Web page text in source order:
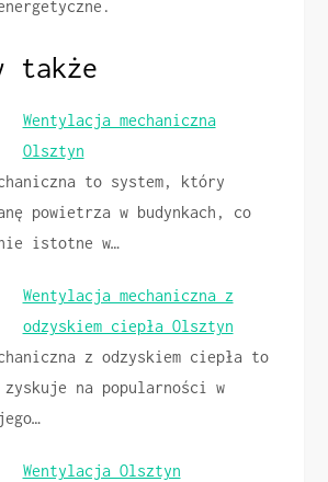
także
Wentylacja mechaniczna
Olsztyn
to system, który
powietrza w budynkach, co
istotne w…
Wentylacja mechaniczna z
odzyskiem ciepła Olsztyn
z odzyskiem ciepła to
na popularności w
Wentylacja Olsztyn